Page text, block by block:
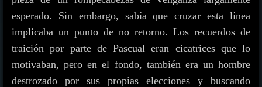
esperado. Sin embargo, sabía que cruzar esta línea
implicaba un punto de no retorno. Los recuerdos de
traición por parte de Pascual eran cicatrices que lo
motivaban, pero en el fondo, también era un hombre
destrozado por sus propias elecciones y buscando